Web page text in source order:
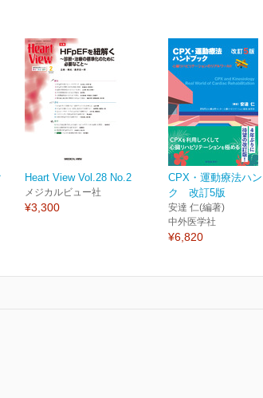
Heart View Vol.28 No.2
メジカルビュー社
¥3,300
CPX・運動療法ハン
ク 改訂5版
安達 仁(編著)
中外医学社
¥6,820